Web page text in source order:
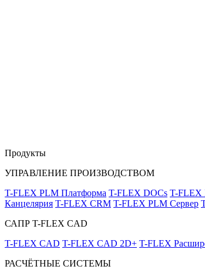
Продукты
УПРАВЛЕНИЕ ПРОИЗВОДСТВОМ
T-FLEX PLM Платформа T-FLEX DOCs T-FLEX
Канцелярия T-FLEX CRM T-FLEX PLM Сервер
САПР T-FLEX CAD
T-FLEX CAD T-FLEX CAD 2D+ T-FLEX
РАСЧЁТНЫЕ СИСТЕМЫ